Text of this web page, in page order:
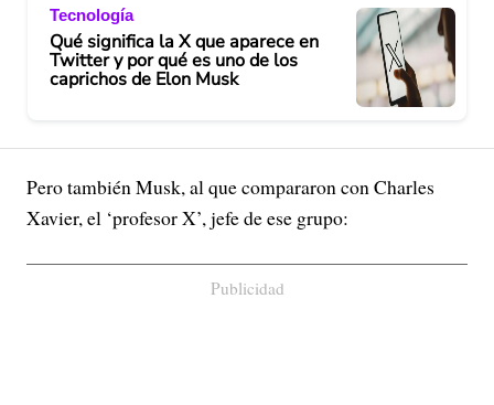
Tecnología
Qué significa la X que aparece en
Twitter y por qué es uno de los
caprichos de Elon Musk
Pero también Musk, al que compararon con Charles
Xavier, el ‘profesor X’, jefe de ese grupo:
Publicidad